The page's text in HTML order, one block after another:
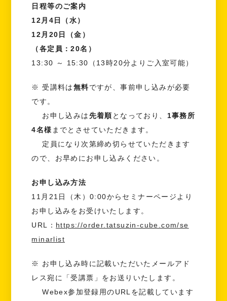
日程等のご案内
12月4日（水）
12月20日（金）
（各定員：20名）
13:30 ～ 15:30（13時20分よりご入室可能）
※ 受講料は無料ですが、事前申し込みが必要
です。
お申し込みは先着順となっており、 1事務所
4名様 までとさせていただきます。
定員になり次第締め切らせていただきます
ので、お早めにお申し込みください。
お申し込み方法
11月21日（木）0:00からセミナーページより
お申し込みをお受けいたします。
URL： https://order.tatsuzin-cube.com/se
minarlist
※ お申し込み時に記載いただいたメールアド
レス宛に「受講票」をお送りいたします。
Webex参加登録用のURLを記載しています